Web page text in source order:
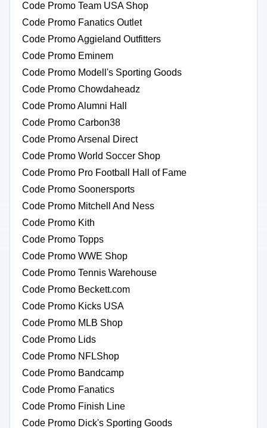
Code Promo Team USA Shop
Code Promo Fanatics Outlet
Code Promo Aggieland Outfitters
Code Promo Eminem
Code Promo Modell's Sporting Goods
Code Promo Chowdaheadz
Code Promo Alumni Hall
Code Promo Carbon38
Code Promo Arsenal Direct
Code Promo World Soccer Shop
Code Promo Pro Football Hall of Fame
Code Promo Soonersports
Code Promo Mitchell And Ness
Code Promo Kith
Code Promo Topps
Code Promo WWE Shop
Code Promo Tennis Warehouse
Code Promo Beckett.com
Code Promo Kicks USA
Code Promo MLB Shop
Code Promo Lids
Code Promo NFLShop
Code Promo Bandcamp
Code Promo Fanatics
Code Promo Finish Line
Code Promo Dick's Sporting Goods